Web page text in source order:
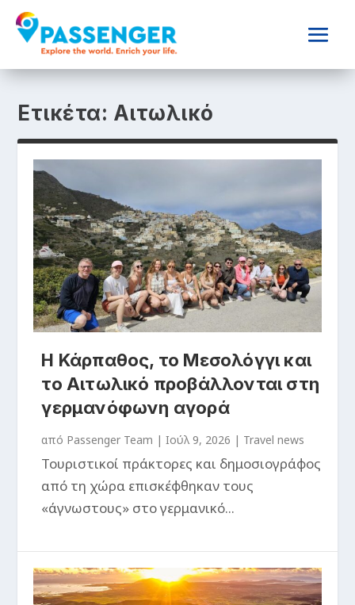
Ετικέτα: Αιτωλικό
Η Κάρπαθος, το Μεσολόγγι και
το Αιτωλικό προβάλλονται στη
γερμανόφωνη αγορά
από Passenger Team |Ιούλ 9, 2026 | Travel news
Τουριστικοί πράκτορες και δημοσιογράφος
από τη χώρα επισκέφθηκαν τους
«άγνωστους» στο γερμανικό...